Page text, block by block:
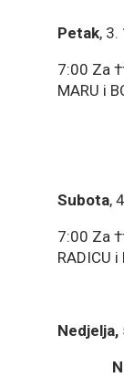
Petak, 3.
7:00 Za
MARU i
Subota,
7:00 Za
RADICU
Nedjelja,